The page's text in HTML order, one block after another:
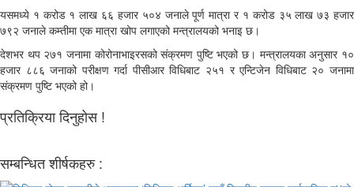
यसमध्ये १ करोड १ लाख ६६ हजार ५०४ जनाले पूर्ण मात्रा र १ करोड ३५ लाख ७३ हजार
७९२ जनाले कम्तीमा एक मात्रा खोप लगाएको मन्त्रालयको भनाइ छ।
देशभर थप २७१ जनामा कोरोनाभाइरसको संक्रमण पुष्टि भएको छ। मन्त्रालयका अनुसार १०
हजार ८८६ जनाको परीक्षण गर्दा पीसीआर विधिबाट २५१ र एन्टिजेन विधिबाट २० जनामा
संक्रमण पुष्टि भएको हो।
प्रतिक्रिया दिनुहोस !
सम्बन्धित शीर्षकहरु :